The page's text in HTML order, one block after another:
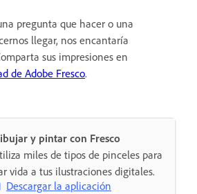
pregunta que hacer o una
llegar, nos encantaría
sus impresiones en
de Adobe Fresco.
y pintar con Fresco
miles de tipos de pinceles para
vida a tus ilustraciones digitales.
Descargar la aplicación